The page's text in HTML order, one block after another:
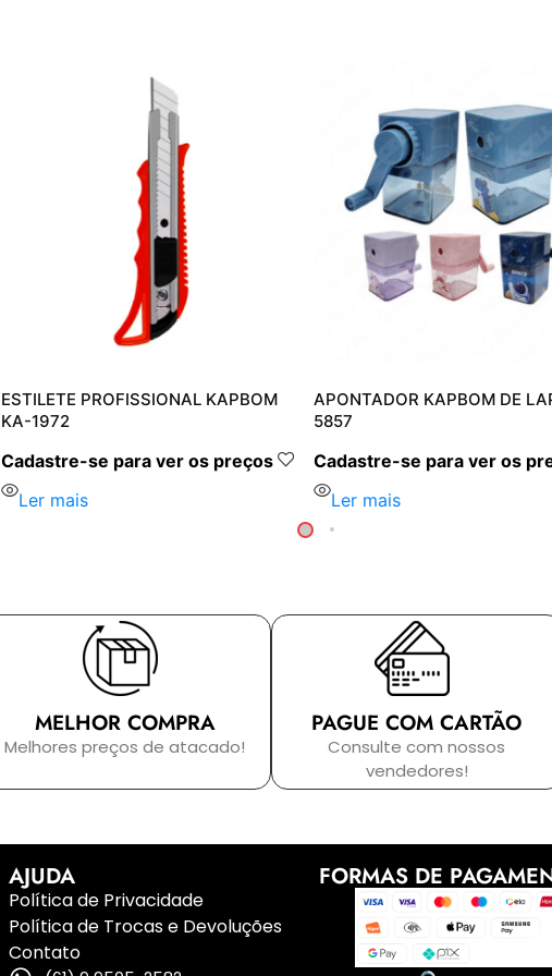
ESTILETE PROFISSIONAL KAPBOM
KA-1972
Cadastre-se para ver os preços
Ler mais
APONTADOR KAPBOM DE
5857
Cadastre-se para ver os
Ler mais
MELHOR COMPRA
Melhores preços de atacado!
PAGUE COM CARTÃO
Consulte com nossos
vendedores!
AJUDA
Política de Privacidade
Política de Trocas e Devoluções
Contato
FORMAS DE